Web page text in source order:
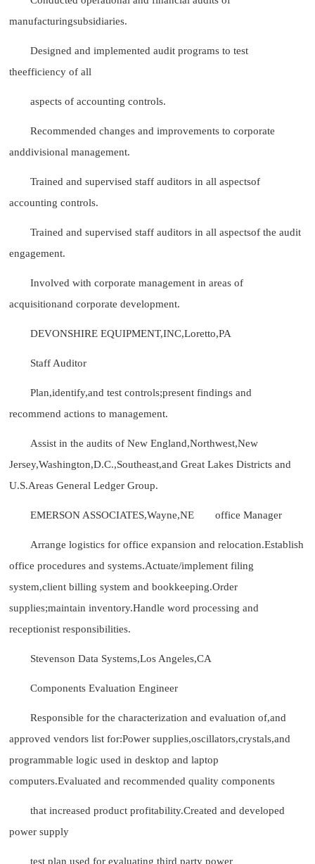
manufacturingsubsidiaries.
Designed and implemented audit programs to test
theefficiency of all
aspects of accounting controls.
Recommended changes and improvements to corporate
anddivisional management.
Trained and supervised staff auditors in all aspectsof
accounting controls.
Trained and supervised staff auditors in all aspectsof the audit
engagement.
Involved with corporate management in areas of
acquisitionand corporate development.
DEVONSHIRE EQUIPMENT,INC,Loretto,PA
Staff Auditor
Plan,identify,and test controls;present findings and
recommend actions to management.
Assist in the audits of New England,Northwest,New
Jersey,Washington,D.C.,Southeast,and Great Lakes Districts and
U.S.Areas General Ledger Group.
EMERSON ASSOCIATES,Wayne,NE office Manager
Arrange logistics for office expansion and relocation.Establish
office procedures and systems.Actuate/implement filing
system,client billing system and bookkeeping.Order
supplies;maintain inventory.Handle word processing and
receptionist responsibilities.
Stevenson Data Systems,Los Angeles,CA
Components Evaluation Engineer
Responsible for the characterization and evaluation of,and
approved vendors list for:Power supplies,oscillators,crystals,and
programmable logic used in desktop and laptop
computers.Evaluated and recommended quality components
that increased product profitability.Created and developed
power supply
test plan used for evaluating third party power